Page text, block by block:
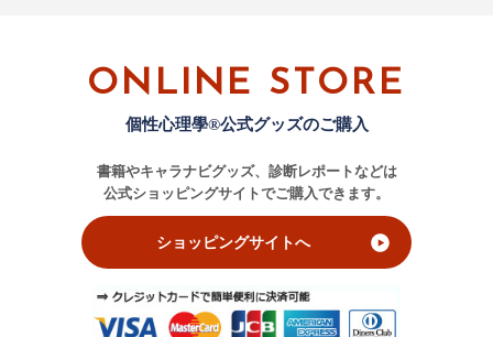
ONLINE STORE
個性心理學®公式グッズのご購入
書籍やキャラナビグッズ、診断レポートなどは
公式ショッピングサイトでご購入できます。
ショッピングサイトへ